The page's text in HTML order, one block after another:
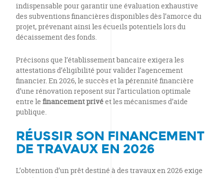
indispensable pour garantir une évaluation exhaustive
des subventions financières disponibles dès l’amorce du
projet, prévenant ainsi les écueils potentiels lors du
décaissement des fonds.
Précisons que l’établissement bancaire exigera les
attestations d’éligibilité pour valider l’agencement
financier. En 2026, le succès et la pérennité financière
d’une rénovation reposent sur l’articulation optimale
entre le financement privéet les mécanismes d’aide
publique.
RÉUSSIR SON FINANCEMENT
DE TRAVAUX EN 2026
L’obtention d’un prêt destiné à des travaux en 2026 exige